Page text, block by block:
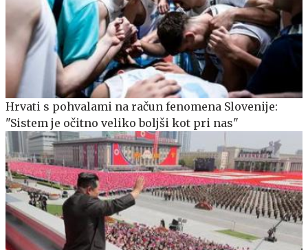
Hrvati s pohvalami na račun fenomena Slovenije:
"Sistem je očitno veliko boljši kot pri nas"